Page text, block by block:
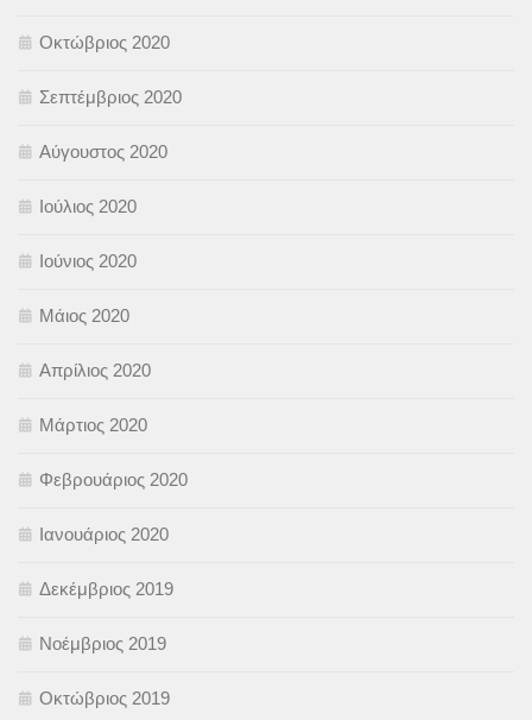
Οκτώβριος 2020
Σεπτέμβριος 2020
Αύγουστος 2020
Ιούλιος 2020
Ιούνιος 2020
Μάιος 2020
Απρίλιος 2020
Μάρτιος 2020
Φεβρουάριος 2020
Ιανουάριος 2020
Δεκέμβριος 2019
Νοέμβριος 2019
Οκτώβριος 2019